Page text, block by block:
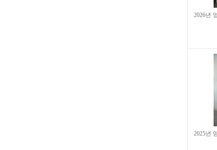
2026년
2025년